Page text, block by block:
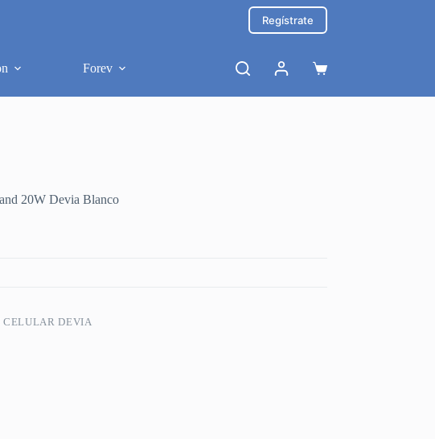
Regístrate
Forev
Carro
20W Devia Blanco
CELULAR DEVIA